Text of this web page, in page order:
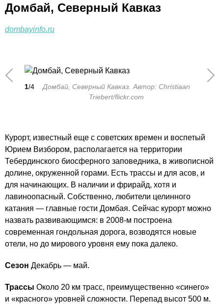
Домбай, Северный Кавказ
dombayinfo.ru
1/4
Домбай, Северный Кавказ. Автор: Christiaan
Triebert/flickr.com
Курорт, известный еще с советских времен и воспетый
Юрием Визбором, располагается на территории
Тебердинского биосферного заповедника, в живописной
долине, окруженной горами. Есть трассы и для асов, и
для начинающих. В наличии и фрирайд, хотя и
лавиноопасный. Собственно, любители целинного
катания — главные гости Домбая. Сейчас курорт можно
назвать развивающимся: в 2008-м построена
современная гондольная дорога, возводятся новые
отели, но до мирового уровня ему пока далеко.
Cезон Декабрь — май.
Трассы Около 20 км трасс, преимущественно «синего»
и «красного» уровней сложности. Перепад высот 500 м.